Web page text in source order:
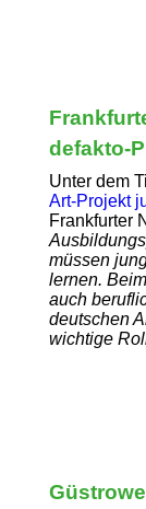
defakto-
Unter dem
Art-Projekt
Frankfurter
müssen
lernen.
auch
deutschen
wichtige